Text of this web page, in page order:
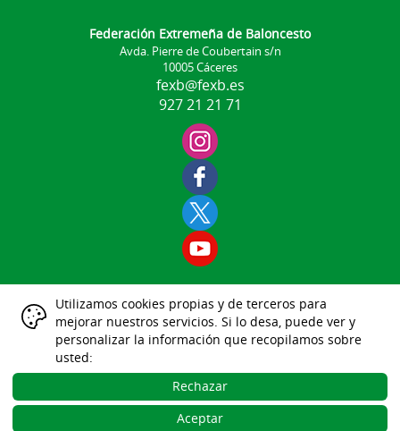
Federación Extremeña de Baloncesto
Avda. Pierre de Coubertain s/n
10005 Cáceres
fexb@fexb.es
927 21 21 71
Aviso Legal
|
Datos Identificativos
||
Política de Cookies
|
Gestión de las Cookies
|
Desarrollo Web Gesdeportiva
Utilizamos cookies propias y de terceros para
mejorar nuestros servicios. Si lo desa, puede ver y
personalizar la información que recopilamos sobre
usted:
Rechazar
Aceptar